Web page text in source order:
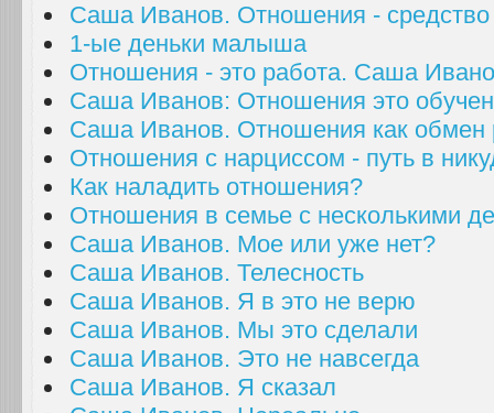
Саша Иванов. Отношения - средство
1-ые деньки малыша
Отношения - это работа. Саша
Саша Иванов: Отношения это
Саша Иванов. Отношения как обмен
Отношения с нарциссом - путь в
Как наладить отношения?
Отношения в семье с несколькими
Саша Иванов. Мое или уже нет?
Саша Иванов. Телесность
Саша Иванов. Я в это не верю
Саша Иванов. Мы это сделали
Саша Иванов. Это не навсегда
Саша Иванов. Я сказал